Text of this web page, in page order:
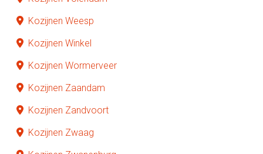
Kozijnen Weesp
Kozijnen Winkel
Kozijnen Wormerveer
Kozijnen Zaandam
Kozijnen Zandvoort
Kozijnen Zwaag